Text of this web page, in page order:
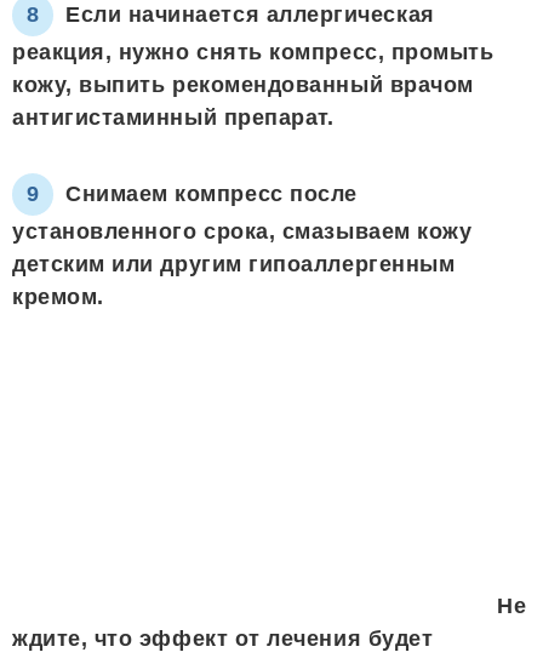
Если начинается аллергическая
реакция, нужно снять компресс, промыть
кожу, выпить рекомендованный врачом
антигистаминный препарат.
Снимаем компресс после
установленного срока, смазываем кожу
детским или другим гипоаллергенным
кремом.
Не
ждите, что эффект от лечения будет